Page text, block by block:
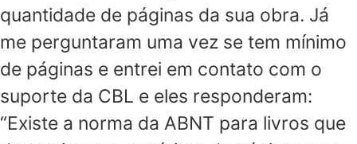
quantidade de páginas da sua obra. Já
me perguntaram uma vez se tem mínimo
de páginas e entrei em contato com o
suporte da CBL e eles responderam:
“Existe a norma da ABNT para livros que